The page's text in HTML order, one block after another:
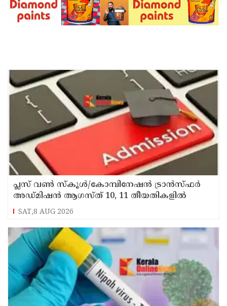
പ്ലസ് വൺ സ്‌കൂൾ/കോമ്പിനേഷൻ ട്രാൻസ്ഫർ
അഡ്മിഷൻ ആഗസ്ത് 10, 11 തീയതികളിൽ
SAT,8 AUG 2026